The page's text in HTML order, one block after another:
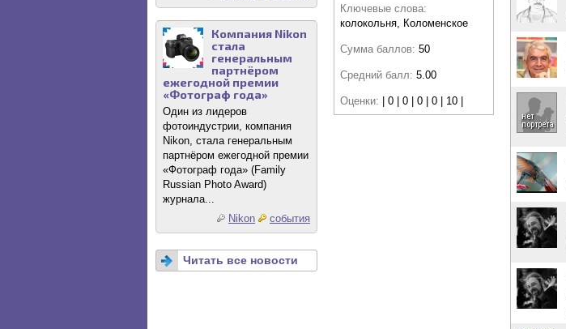
Компания Nikon
стала
генеральным
партнёром
ежегодной премии
«Фотограф года»
Один из лидеров
фотоиндустрии, компания
Nikon, стала генеральным
партнёром ежегодной премии
«Фотограф года» (Family
Russian Photo Award)
журнала...
Nikon
события
Читать все новости
Ключевые слова:
колокольня, Коломенское
Сумма баллов: 50
Средний балл: 5.00
Оценки: | 0 | 0 | 0 | 0 | 10 |